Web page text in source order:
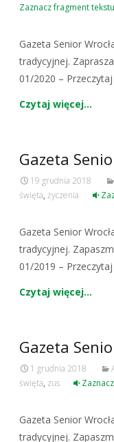
Zaznacz fragment
Gazeta Senior
tradycyjnej.
01/2020 –
Czytaj więcej…
Gazeta
19 grudnia 2018
święta, życzenia
Gazeta Senior
tradycyjnej.
01/2019 –
Czytaj więcej…
Gazeta
1 grudnia 2018
święta, zus
Gazeta Senior
tradycyjnej.